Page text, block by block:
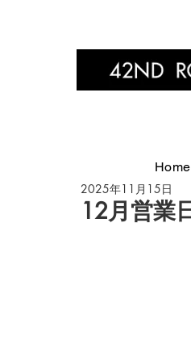
12月営業
2025年11月15日
Home